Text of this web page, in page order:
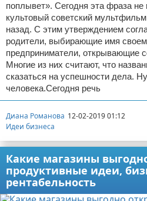
поплывет». Сегодня эта фраза не
культовый советский
назад. С этим утверждением
родители, выбирающие имя
предприниматели, открывающие
Многие из них считают, что
сказаться на успешности дела.
человека.Сегодня речь
Диана Романова 12-02-2019 01:12
Идеи бизнеса
Какие магазины
продуктивные идеи,
рентабельность